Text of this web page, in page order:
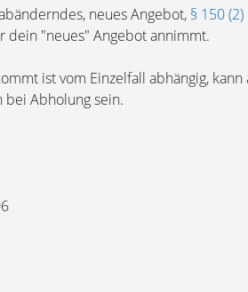
neues Angebot, § 150 (2)
dein "neues" Angebot annimmt.
ist vom Einzelfall abhängig, kann
bei Abholung sein.